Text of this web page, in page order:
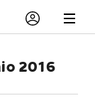
2016